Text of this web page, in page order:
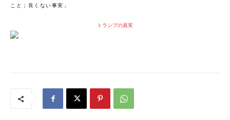
こと；良くない事実」
トランプの真実